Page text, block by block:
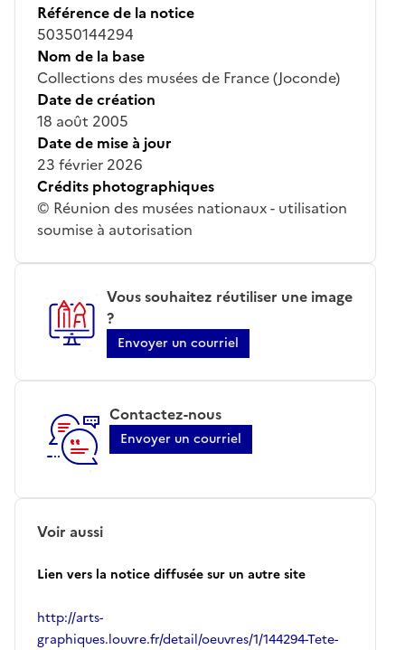
Référence de la notice
50350144294
Nom de la base
Collections des musées de France (Joconde)
Date de création
18 août 2005
Date de mise à jour
23 février 2026
Crédits photographiques
© Réunion des musées nationaux - utilisation
soumise à autorisation
Vous souhaitez réutiliser une image
?
Envoyer un courriel
Contactez-nous
Envoyer un courriel
Voir aussi
Lien vers la notice diffusée sur un autre site
http://arts-
graphiques.louvre.fr/detail/oeuvres/1/144294-Tete-